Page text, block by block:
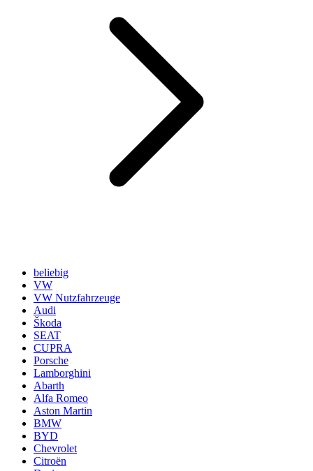
beliebig
VW
VW Nutzfahrzeuge
Audi
Škoda
SEAT
CUPRA
Porsche
Lamborghini
Abarth
Alfa Romeo
Aston Martin
BMW
BYD
Chevrolet
Citroën